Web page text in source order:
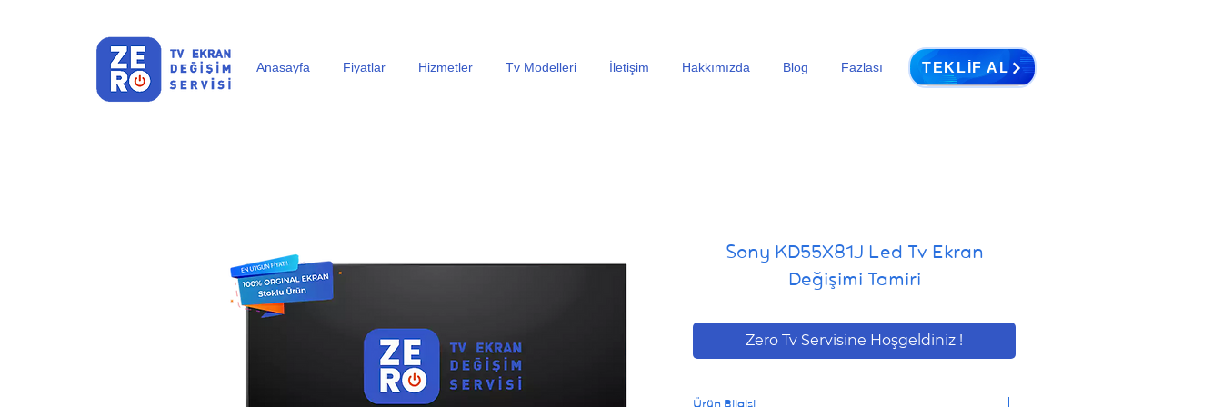
TEKLIF AL
Anasayfa Fiyatlar Hizmetler Tv Modelleri İletişim Hakkımızda Blog Fazlası
Sony KD55X81J Led Tv Ekran
Değişimi Tamiri
Zero Tv Servisine Hoşgeldiniz !